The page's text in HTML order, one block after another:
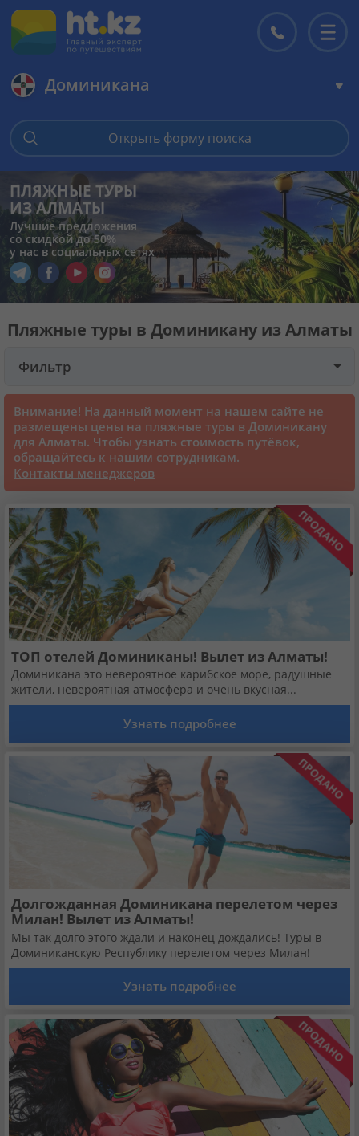
Горящие туры
Цены на туры
Страны
Туры
Круизы
Статьи
70129 отзывов наших туристов
Сертификаты
О нас
Для бизнеса
Контакты
Кабинет туриста
USD EUR
Қазақша
Установи наше мобильное приложение
Загрузить приложение из App Store
Загрузить приложение из Google Play
Доминикана
Открыть форму поиска
ПЛЯЖНЫЕ ТУРЫ
ИЗ АЛМАТЫ
Лучшие предложения
со скидкой до 50%
у нас в социальных сетях
Перейти в наш Telegram
Перейти в наш Facebook
Перейти в наш YouTube
Перейти в наш Instagram
Пляжные туры в Доминикану из Алматы
Фильтр
Внимание! На данный момент на нашем сайте не
размещены цены на пляжные туры в Доминикану
для Алматы. Чтобы узнать стоимость путёвок,
обращайтесь к нашим сотрудникам.
Контакты менеджеров
ТОП отелей Доминиканы! Вылет из Алматы!
Доминикана это невероятное карибское море, радушные
жители, невероятная атмосфера и очень вкусная...
Узнать подробнее
Долгожданная Доминикана перелетом через
Милан! Вылет из Алматы!
Мы так долго этого ждали и наконец дождались! Туры в
Доминиканскую Республику перелетом через Милан!
Узнать подробнее